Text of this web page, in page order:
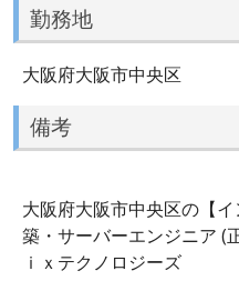
勤務地
大阪府大阪市中央区
備考
大阪府大阪市中央区の【
築・サーバーエンジニア (
ｉｘテクノロジーズ